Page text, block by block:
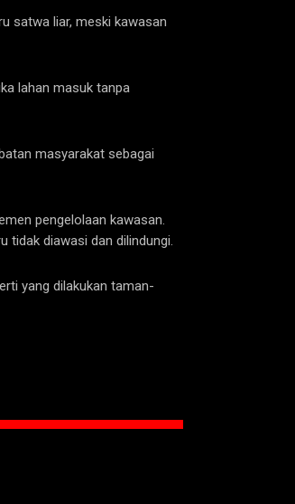
satwa liar, meski kawasan
lahan masuk tanpa
masyarakat sebagai
pengelolaan kawasan.
tidak diawasi dan dilindungi.
yang dilakukan taman-